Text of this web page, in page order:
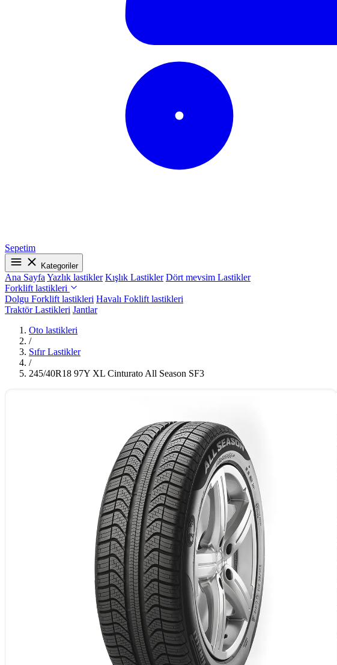
Sepetim
Kategoriler
Ana Sayfa Yazlık lastikler Kışlık Lastikler Dört mevsim Lastikler
Forklift lastikleri
Dolgu Forklift lastikleri Havalı Foklift lastikleri
Traktör Lastikleri Jantlar
Oto lastikleri
/
Sıfır Lastikler
/
245/40R18 97Y XL Cinturato All Season SF3